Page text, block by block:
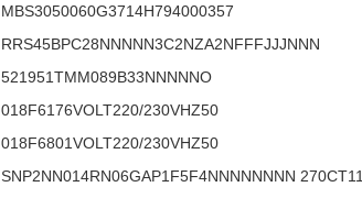
MBS3050060G3714H794000357
RRS45BPC28NNNNN3C2NZA2NFFFJJJNNN
521951TMM089B33NNNNNO
018F6176VOLT220/230VHZ50
018F6801VOLT220/230VHZ50
SNP2NN014RN06GAP1F5F4NNNNNNNN 270CT11